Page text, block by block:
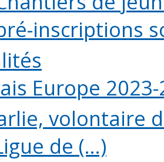
inscriptions
Europe
volontaire
de (...)